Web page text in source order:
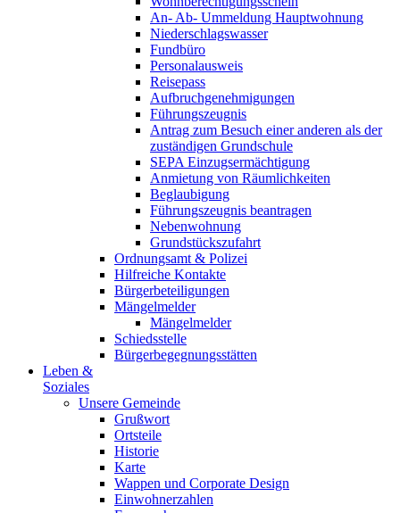
An- Ab- Ummeldung Hauptwohnung
Niederschlagswasser
Fundbüro
Personalausweis
Reisepass
Aufbruchgenehmigungen
Führungszeugnis
Antrag zum Besuch einer anderen als der
zuständigen Grundschule
SEPA Einzugsermächtigung
Anmietung von Räumlichkeiten
Beglaubigung
Führungszeugnis beantragen
Nebenwohnung
Grundstückszufahrt
Ordnungsamt & Polizei
Hilfreiche Kontakte
Bürgerbeteiligungen
Mängelmelder
Mängelmelder
Schiedsstelle
Bürgerbegegnungsstätten
Leben &
Soziales
Unsere Gemeinde
Grußwort
Ortsteile
Historie
Karte
Wappen und Corporate Design
Einwohnerzahlen